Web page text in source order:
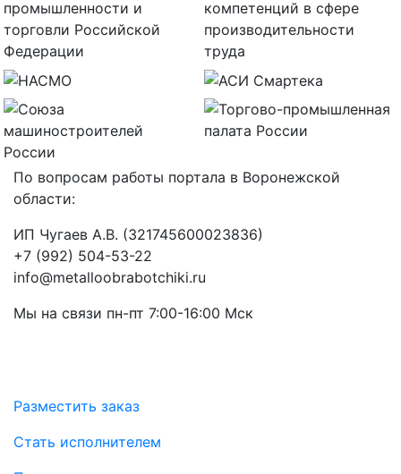
По вопросам работы портала в Воронежской
области:
ИП Чугаев А.В. (321745600023836)
+7 (992) 504-53-22
info@metalloobrabotchiki.ru
Мы на связи пн-пт 7:00-16:00 Мск
Разместить заказ
Стать исполнителем